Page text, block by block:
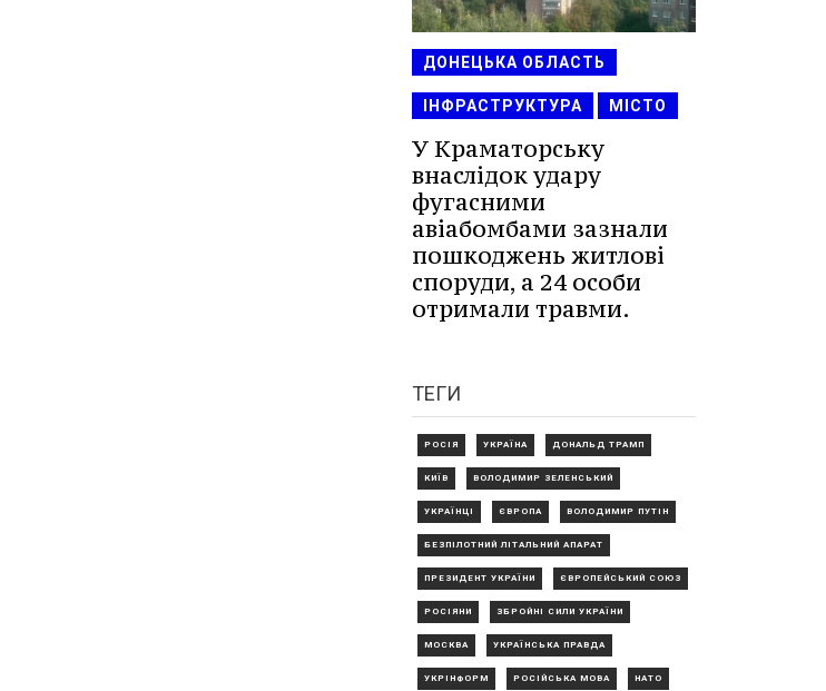
ДОНЕЦЬКА ОБЛАСТЬ
ІНФРАСТРУКТУРА МІСТО
У Краматорську
внаслідок удару
фугасними
авіабомбами зазнали
пошкоджень житлові
споруди, а 24 особи
отримали травми.
ТЕГИ
РОСІЯ УКРАЇНА ДОНАЛЬД ТРАМП
КИЇВ ВОЛОДИМИР ЗЕЛЕНСЬКИЙ
УКРАЇНЦІ ЄВРОПА ВОЛОДИМИР ПУТІН
БЕЗПІЛОТНИЙ ЛІТАЛЬНИЙ АПАРАТ
ПРЕЗИДЕНТ УКРАЇНИ ЄВРОПЕЙСЬКИЙ СОЮЗ
РОСІЯНИ ЗБРОЙНІ СИЛИ УКРАЇНИ
МОСКВА УКРАЇНСЬКА ПРАВДА
УКРІНФОРМ РОСІЙСЬКА МОВА НАТО